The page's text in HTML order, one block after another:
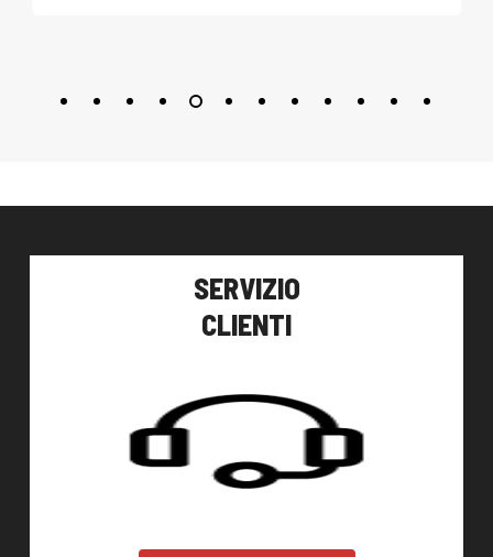
SERVIZIO
CLIENTI